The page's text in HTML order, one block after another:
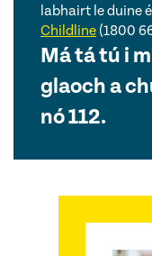
labhairt le duine
Childline (1800
Má tá tú i
glaoch a
nó 112.